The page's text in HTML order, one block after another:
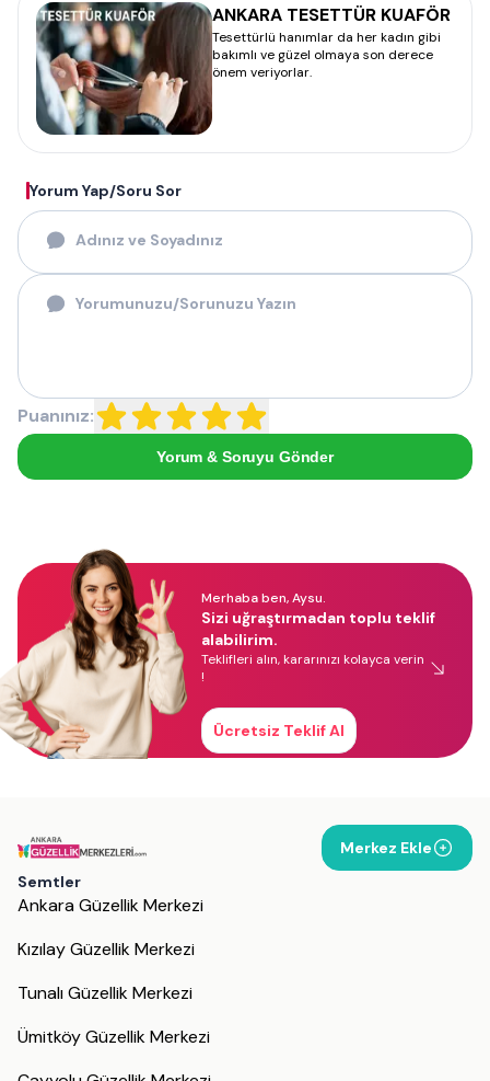
ANKARA TESETTÜR KUAFÖR
Tesettürlü hanımlar da her kadın gibi
bakımlı ve güzel olmaya son derece
önem veriyorlar.
Yorum Yap/Soru Sor
Puanınız:
Yorum & Soruyu Gönder
Merhaba ben, Aysu.
Sizi uğraştırmadan toplu teklif
alabilirim.
Teklifleri alın, kararınızı kolayca verin
!
Ücretsiz Teklif Al
Merkez Ekle
Semtler
Ankara Güzellik Merkezi
Kızılay Güzellik Merkezi
Tunalı Güzellik Merkezi
Ümitköy Güzellik Merkezi